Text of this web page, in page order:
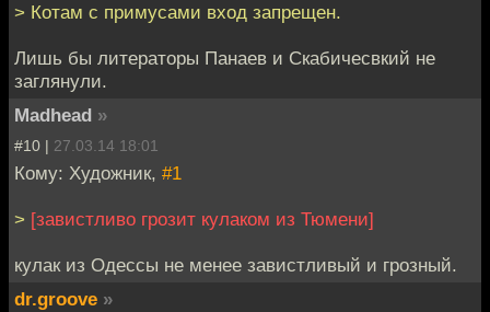
> Котам с примусами вход запрещен.
Лишь бы литераторы Панаев и Скабичесвкий не
заглянули.
Madhead »
#10 | 27.03.14 18:01
Кому: Художник, #1
> [завистливо грозит кулаком из Тюмени]
кулак из Одессы не менее завистливый и грозный.
dr.groove »